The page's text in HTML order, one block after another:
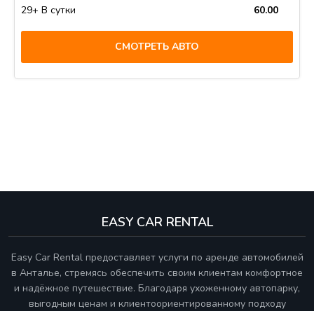
29+ В сутки
60.00
СМОТРЕТЬ АВТО
EASY CAR RENTAL
Easy Car Rental предоставляет услуги по аренде автомобилей
в Анталье, стремясь обеспечить своим клиентам комфортное
и надёжное путешествие. Благодаря ухоженному автопарку,
выгодным ценам и клиентоориентированному подходу